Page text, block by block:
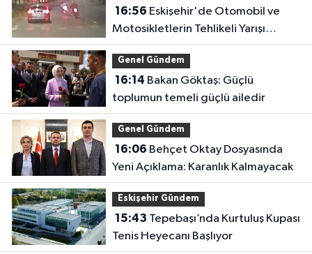
16:56
Motosikletlerin Tehlikeli Yarışı
Kamerada
Genel Gündem
16:14
toplumun temeli güçlü ailedir
Genel Gündem
16:06
Yeni Açıklama: Karanlık Kalmayacak
Eskişehir Gündem
15:43
Tenis Heyecanı Başlıyor